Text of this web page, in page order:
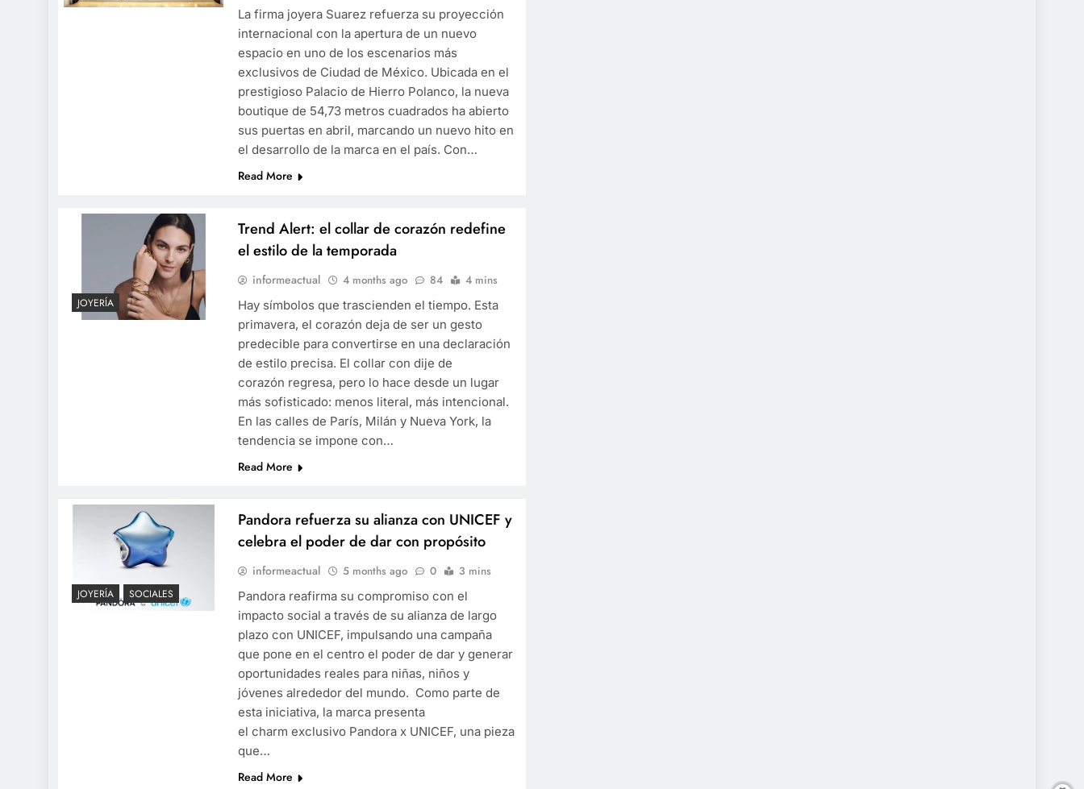
La firma joyera Suarez refuerza su proyección
internacional con la apertura de un nuevo
espacio en uno de los escenarios más
exclusivos de Ciudad de México. Ubicada en el
prestigioso Palacio de Hierro Polanco, la nueva
boutique de 54,73 metros cuadrados ha abierto
sus puertas en abril, marcando un nuevo hito en
el desarrollo de la marca en el país. Con…
Read More
JOYERÍA
Trend Alert: el collar de corazón redefine
el estilo de la temporada
informeactual 4 months ago 84
4 mins
Hay símbolos que trascienden el tiempo. Esta
primavera, el corazón deja de ser un gesto
predecible para convertirse en una declaración
de estilo precisa. El collar con dije de
corazón regresa, pero lo hace desde un lugar
más sofisticado: menos literal, más intencional.
En las calles de París, Milán y Nueva York, la
tendencia se impone con…
Read More
JOYERÍA SOCIALES
Pandora refuerza su alianza con UNICEF y
celebra el poder de dar con propósito
informeactual 5 months ago 0
3 mins
Pandora reafirma su compromiso con el
impacto social a través de su alianza de largo
plazo con UNICEF, impulsando una campaña
que pone en el centro el poder de dar y generar
oportunidades reales para niñas, niños y
jóvenes alrededor del mundo. Como parte de
esta iniciativa, la marca presenta
el charm exclusivo Pandora x UNICEF, una pieza
que…
Read More